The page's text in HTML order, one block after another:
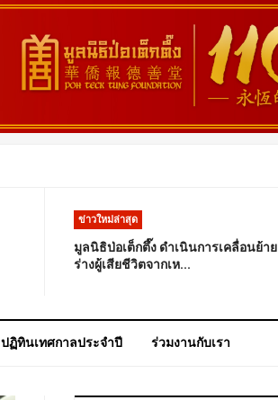
ข่าวใหม่ล่าสุด
มูลนิธิป่อเต็กตึ๊ง ดำเนินการเคลื่อนย้าย
ร่างผู้เสียชีวิตจากเห...
ปฏิทินเทศกาลประจำปี ร่วมงานกับเรา